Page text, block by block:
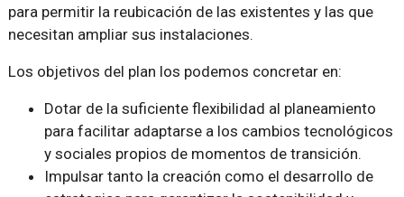
para permitir la reubicación de las existentes y las que
necesitan ampliar sus instalaciones.
Los objetivos del plan los podemos concretar en:
Dotar de la suficiente flexibilidad al planeamiento
para facilitar adaptarse a los cambios tecnológicos
y sociales propios de momentos de transición.
Impulsar tanto la creación como el desarrollo de